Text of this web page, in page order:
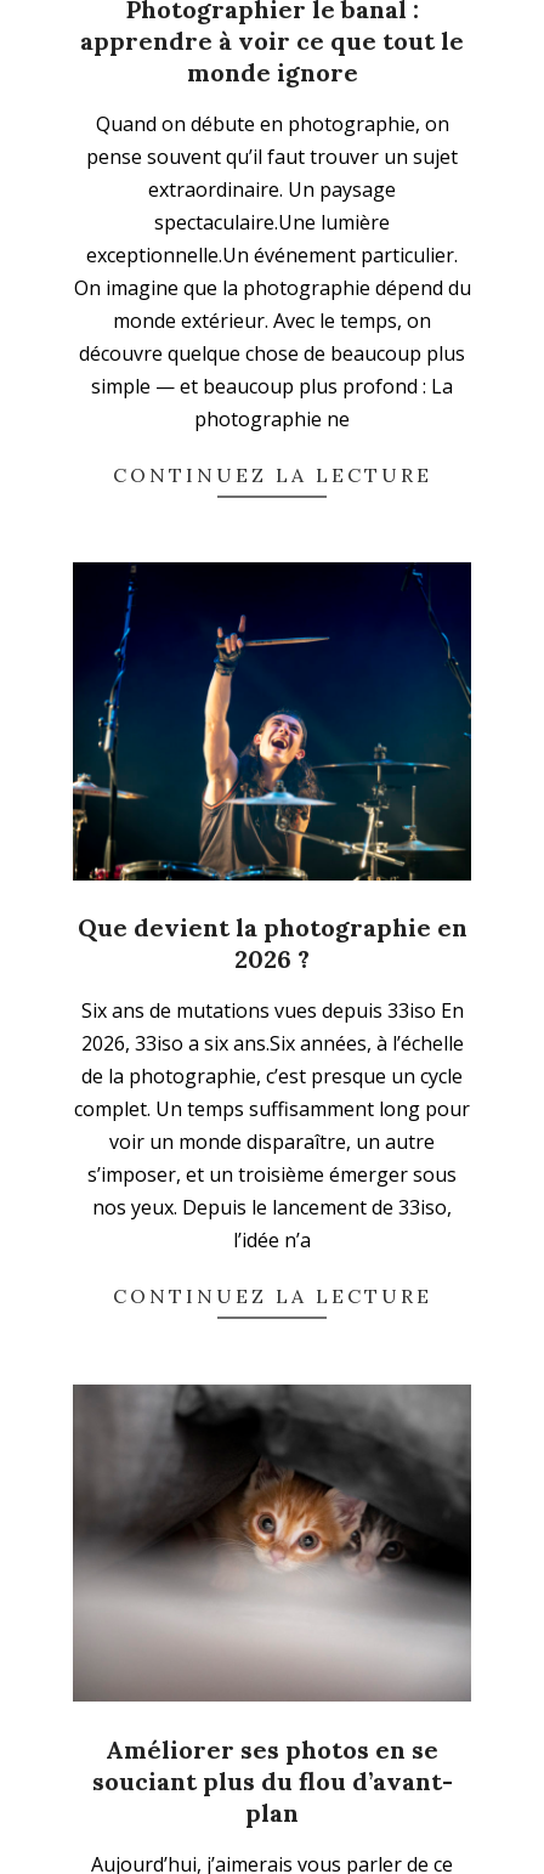
Photographier le banal :
apprendre à voir ce que tout le
monde ignore
03-
15
Quand on débute en photographie, on
pense souvent qu’il faut trouver un sujet
extraordinaire. Un paysage
spectaculaire.Une lumière
exceptionnelle.Un événement particulier.
On imagine que la photographie dépend du
monde extérieur. Avec le temps, on
découvre quelque chose de beaucoup plus
simple — et beaucoup plus profond : La
photographie ne
CONTINUEZ LA LECTURE
Que devient la photographie en
2026 ?
01-
04
Six ans de mutations vues depuis 33iso En
2026, 33iso a six ans.Six années, à l’échelle
de la photographie, c’est presque un cycle
complet. Un temps suffisamment long pour
voir un monde disparaître, un autre
s’imposer, et un troisième émerger sous
nos yeux. Depuis le lancement de 33iso,
l’idée n’a
CONTINUEZ LA LECTURE
Améliorer ses photos en se
souciant plus du flou d’avant-
plan
Aujourd’hui, j’aimerais vous parler de ce
Abonnez-vous à la
newsletter
Ne ratez plus l'actualité du magazine 33sio
confidentialité